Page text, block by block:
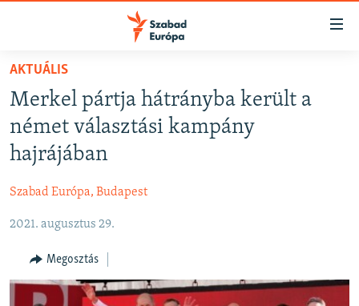
Akadálymentes
Ugrás
fő
oldalra
Ugrás
tartalomjegyzékre
NAPIRENDEN
AKTUÁLIS
PODCASTOK
ELEMZŐ
NER15
SZABADON
TÁRSADALOM
AKTUÁLIS
Merkel pártja hátrányba került a
német választási kampány
hajrájában
Szabad Európa, Budapest
2021. augusztus 29.
Megosztás
Spotify